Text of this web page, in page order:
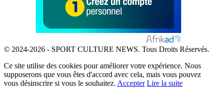
© 2024-2026 - SPORT CULTURE NEWS. Tous Droits Réservés.
Ce site utilise des cookies pour améliorer votre expérience. Nous
supposerons que vous êtes d'accord avec cela, mais vous pouvez
vous désinscrire si vous le souhaitez. Accepter Lire la suite